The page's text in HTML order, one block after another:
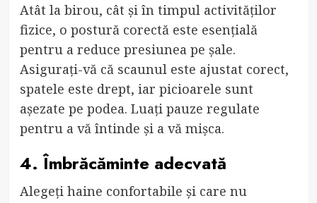
Atât la birou, cât și în timpul activităților
fizice, o postură corectă este esențială
pentru a reduce presiunea pe șale.
Asigurați-vă că scaunul este ajustat corect,
spatele este drept, iar picioarele sunt
așezate pe podea. Luați pauze regulate
pentru a vă întinde și a vă mișca.
4. Îmbrăcăminte adecvată
Alegeți haine confortabile și care nu